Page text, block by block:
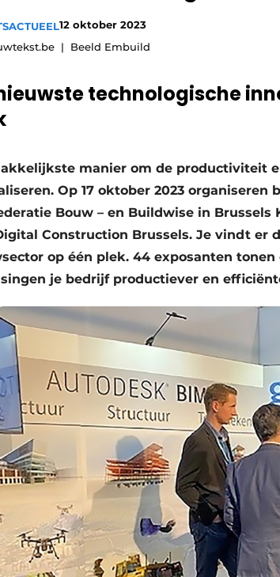
Vacature aanmelden
Vacatures
ACTUEEL12 oktober 2023
| Beeld Embuild
technologische
manier om de productiviteit
Op 17 oktober 2023 organiseren
Bouw – en Buildwise in
Construction Brussels. Je vindt er
op één plek. 44 exposanten
je bedrijf productiever en